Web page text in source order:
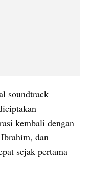
soundtrack
kembali dengan
dan
sejak pertama